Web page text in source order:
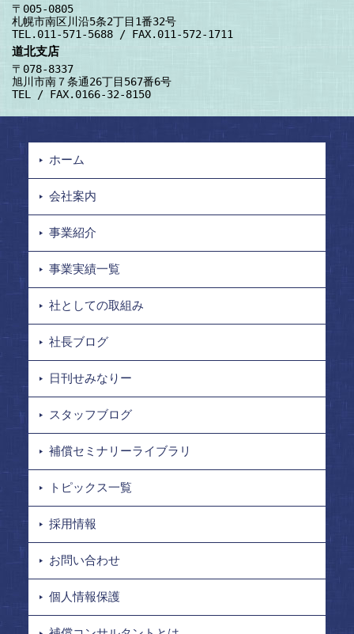
〒005-0805
札幌市南区川沿5条2丁目1番32号
TEL.011-571-5688 / FAX.011-572-1711
道北支店
〒078-8337
旭川市南７条通26丁目567番6号
TEL / FAX.0166-32-8150
ホーム
会社案内
事業紹介
事業実績一覧
社としての取組み
社長ブログ
日刊せみなりー
スタッフブログ
補償セミナリーライブラリ
トピックス一覧
採用情報
お問い合わせ
個人情報保護